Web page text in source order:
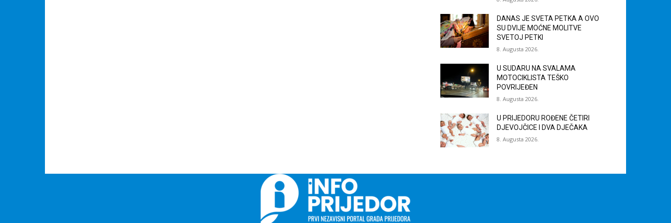
DANAS JE SVETA PETKA A OVO
SU DVIJE MOĆNE MOLITVE
SVETOJ PETKI
8. Augusta 2026.
U SUDARU NA SVALAMA
MOTOCIKLISTA TEŠKO
POVRIJEĐEN
8. Augusta 2026.
U PRIJEDORU ROĐENE ČETIRI
DJEVOJČICE I DVA DJEČAKA
8. Augusta 2026.